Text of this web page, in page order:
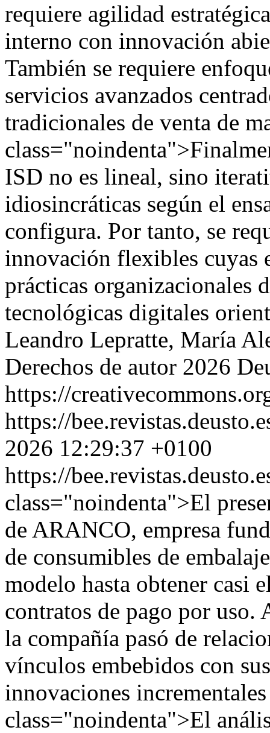
requiere agilidad
interno con innovación
También se requiere
servicios avanzados
tradicionales de venta de
ISD no es lineal, sino
idiosincráticas según el
configura. Por tanto, se
innovación flexibles cuyas
prácticas organizacionales
tecnológicas digitales
Leandro Lepratte, María
Derechos de autor 2026
https://
https://
2026 12:29:37 +0100
https://
class="noindenta">El
de ARANCO, empresa
de consumibles de
modelo hasta obtener casi
contratos de pago por uso.
la compañía pasó de
vínculos embebidos con
innovaciones
class="noindenta">El